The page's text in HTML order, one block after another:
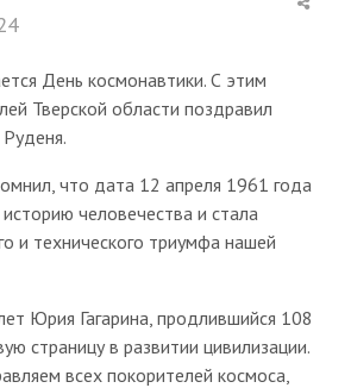
День космонавтики. С этим
Тверской области поздравил
что дата 12 апреля 1961 года
человечества и стала
и технического триумфа нашей
Юрия Гагарина, продлившийся 108
страницу в развитии цивилизации.
всех покорителей космоса,